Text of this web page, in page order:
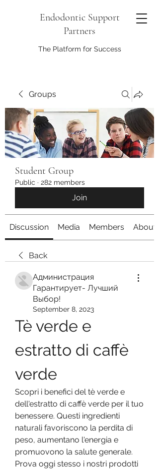
Endodontic Support
Partners
The Platform for Success
Groups
Student Group
Public · 282 members
Join
Discussion Media Members About
Back
Администрация
Гарантирует- Лучший
Выбор!
September 8, 2023
Tè verde e
estratto di caffè
verde
Scopri i benefici del tè verde e
dell'estratto di caffè verde per il tuo
benessere. Questi ingredienti
naturali favoriscono la perdita di
peso, aumentano l'energia e
promuovono la salute generale.
Prova oggi stesso i nostri prodotti